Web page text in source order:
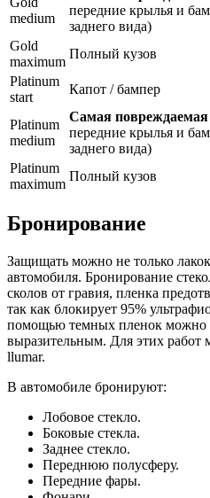
medium
передние крылья и
заднего вида)
Gold
maximum
Полный кузов
Platinum
start
Капот / бампер
Platinum
medium
Самая повреждаемая
передние крылья и
заднего вида)
Platinum
maximum
Полный кузов
Бронирование
Защищать можно не только
автомобиля. Бронирование
сколов от гравия, пленка
так как блокирует 95%
помощью темных пленок можно
выразительным. Для этих работ
llumar.
В автомобиле бронируют:
Лобовое стекло.
Боковые стекла.
Заднее стекло.
Переднюю полусферу.
Передние фары.